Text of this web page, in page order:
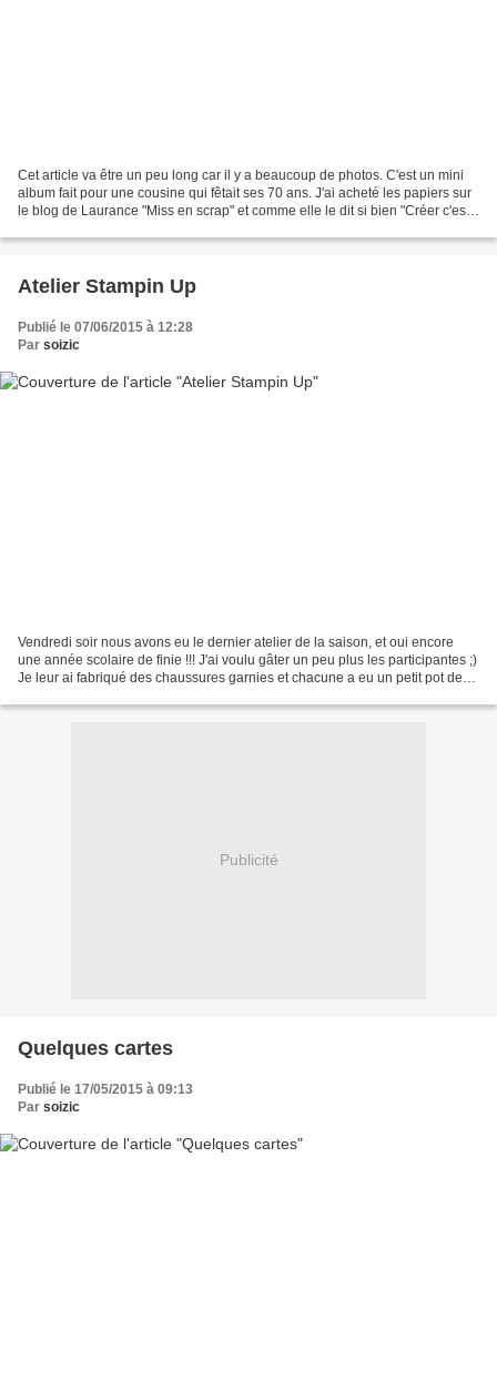
Cet article va être un peu long car il y a beaucoup de photos. C'est un mini
album fait pour une cousine qui fêtait ses 70 ans. J'ai acheté les papiers sur
le blog de Laurance "Miss en scrap" et comme elle le dit si bien "Créer c'est
Atelier Stampin Up
Publié le 07/06/2015 à 12:28
Par soizic
Vendredi soir nous avons eu le dernier atelier de la saison, et oui encore
une année scolaire de finie !!! J'ai voulu gâter un peu plus les participantes ;)
Je leur ai fabriqué des chaussures garnies et chacune a eu un petit pot de
Publicité
Quelques cartes
Publié le 17/05/2015 à 09:13
Par soizic